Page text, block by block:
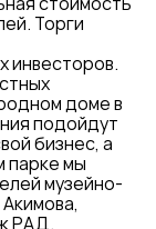
Торги
инвесторов.
доме в
подойдут
бизнес, а
парке мы
музейно-
РАД.